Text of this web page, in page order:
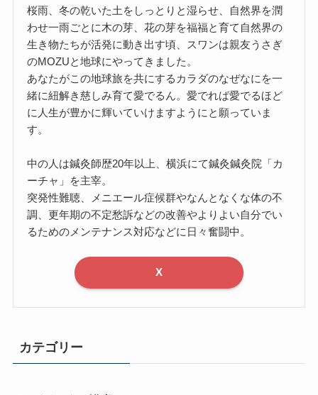
桜雨、冬の乾いた土をしっとりと湿らせ、自然界を潤
わせ一雨ごとに木の芽、花の芽を福福と育て自然界の
生き物たちが活発に動き出す頃、スワンは親友うさぎ
のMOZUと地球にやってきました。
あなたがこの地球旅を共にするカラダのなぜなにを一
緒に紐解き慈しみ育て愛でるん。愛でれば愛でるほど
に人生が豊かに輝いていけますようにと願っていま
す。
中の人は鍼灸師歴20年以上、横浜にて鍼灸鍼灸院「カ
ーチャ」を主宰。
突発性難聴、メニエール症候群やなんとなくな体の不
調、更年期の不定愁訴などの改善やよりよい自分でい
るためのメンテナンス対応などに日々奮闘中。
X
カテゴリー